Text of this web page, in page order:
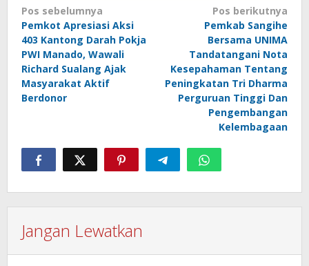
Navigasi
pos
Pos sebelumnya
Pemkot Apresiasi Aksi
403 Kantong Darah Pokja
PWI Manado, Wawali
Richard Sualang Ajak
Masyarakat Aktif
Berdonor
Pos berikutnya
Pemkab Sangihe
Bersama UNIMA
Tandatangani Nota
Kesepahaman Tentang
Peningkatan Tri Dharma
Perguruan Tinggi Dan
Pengembangan
Kelembagaan
Jangan Lewatkan